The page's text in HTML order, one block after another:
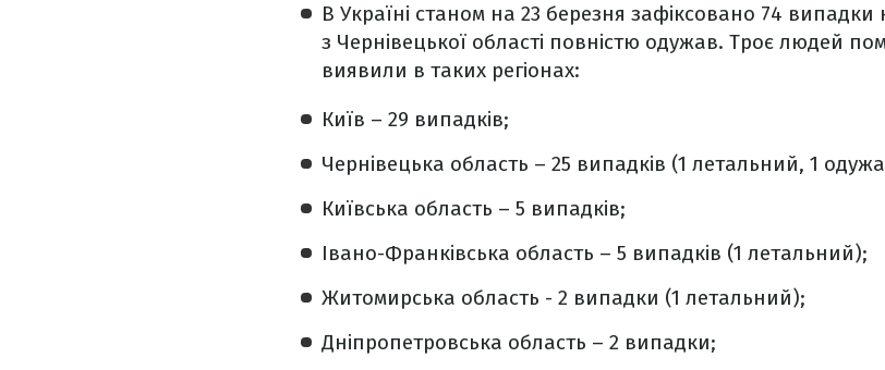
В Україні станом на 23 березня зафіксовано 74 випадки
з Чернівецької області повністю одужав. Троє людей
виявили в таких регіонах:
Київ – 29 випадків;
Чернівецька область – 25 випадків (1 летальний, 1
Київська область – 5 випадків;
Івано-Франківська область – 5 випадків (1 летальний);
Житомирська область - 2 випадки (1 летальний);
Дніпропетровська область – 2 випадки;